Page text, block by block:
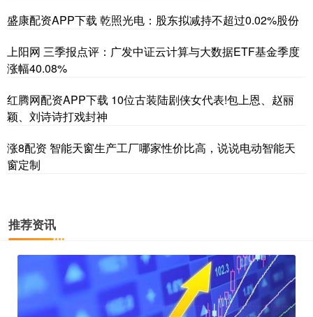
盛康配资APP下载 乾照光电：股东拟减持不超过0.02%股份
上阳网 三季报点评：广发中证云计算与大数据ETF基金季度
涨幅40.08%
红腾网配资APP下载 10位古装陆剧侠女代表!包上恩、赵丽
颖、刘诗诗打戏封神
涨8配资 智能天窗生产工厂哪家性价比高，说说电动智能天
窗定制
推荐资讯